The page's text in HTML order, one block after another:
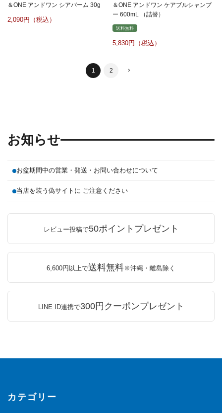
＆ONE アンドワン シアバーム 30g
2,090
＆ONE アンドワン ケアブルシャンプ
ー 600mL （詰替）
送料無料
5,830
1 2
お知らせ
お盆期間中の営業・発送・お問い合わせについて
当店を装う偽サイトに ご注意ください
レビュー投稿で50ポイントプレゼント
6,600円以上で送料無料※沖縄・離島除く
LINE ID連携で300円クーポンプレゼント
カテゴリー